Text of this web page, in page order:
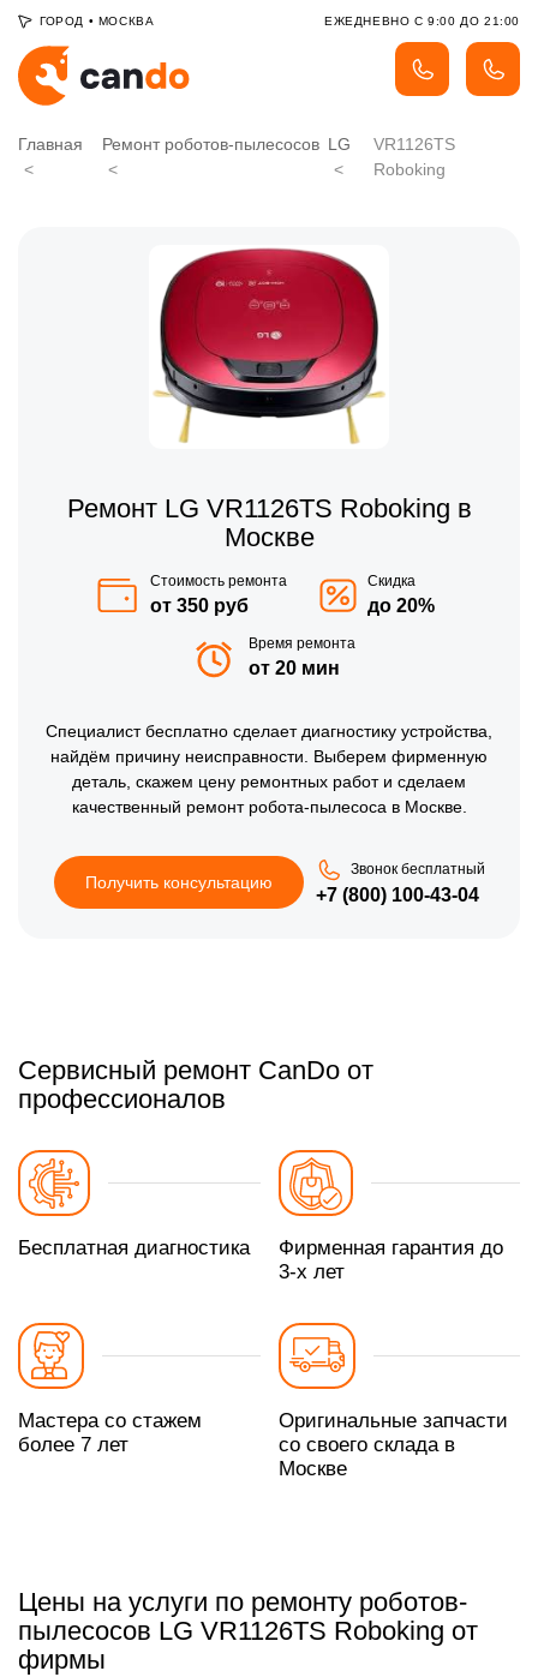
ГОРОД • МОСКВА ЕЖЕДНЕВНО С 9:00 ДО 21:00
Главная Ремонт роботов-пылесосов LG
VR1126TS
Roboking
Ремонт LG VR1126TS Roboking в
Москве
Стоимость ремонта
от 350 руб
Скидка
до 20%
Время ремонта
от 20 мин
Специалист бесплатно сделает диагностику устройства,
найдём причину неисправности. Выберем фирменную
деталь, скажем цену ремонтных работ и сделаем
качественный ремонт робота-пылесоса в Москве.
Получить консультацию
Звонок бесплатный
+7 (800) 100-43-04
Сервисный ремонт CanDo от
профессионалов
Бесплатная диагностика
Фирменная гарантия до
3-х лет
Мастера со стажем
более 7 лет
Оригинальные запчасти
со своего склада в
Москве
Цены на услуги по ремонту роботов-
пылесосов LG VR1126TS Roboking от
фирмы